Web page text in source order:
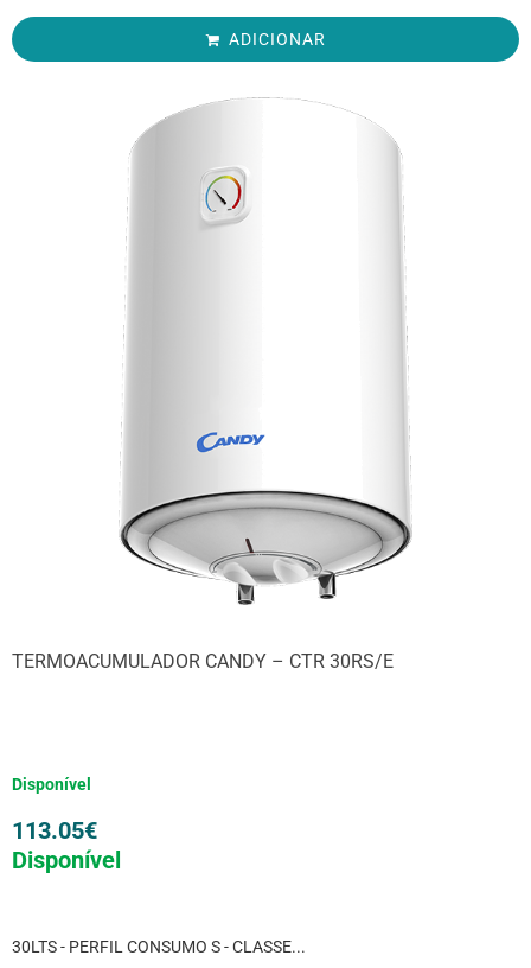
ADICIONAR
TERMOACUMULADOR CANDY – CTR 30RS/E
Disponível
113.05€
Disponível
30LTS - PERFIL CONSUMO S - CLASSE...